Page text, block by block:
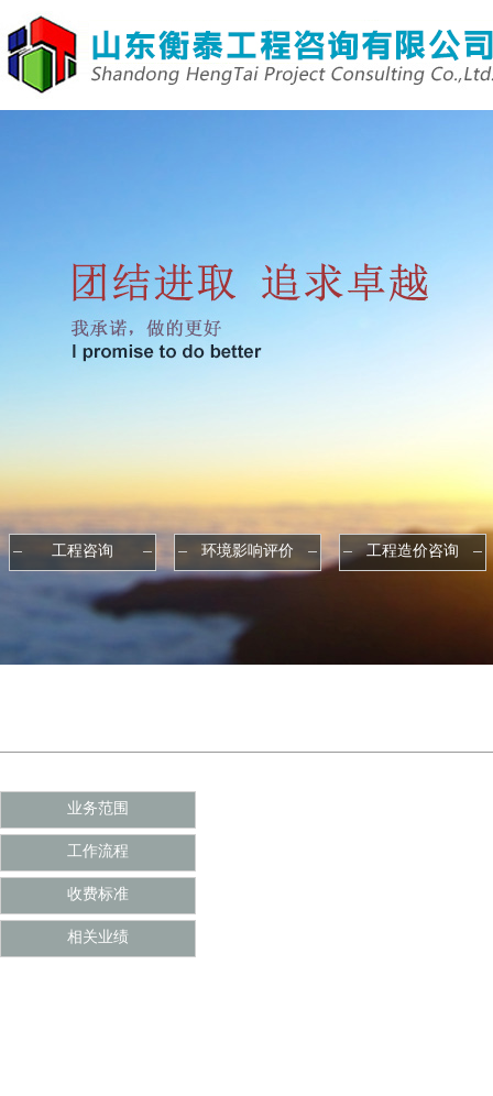
工程咨询 环境影响评价 工程造价咨询
业务范围
工作流程
收费标准
相关业绩